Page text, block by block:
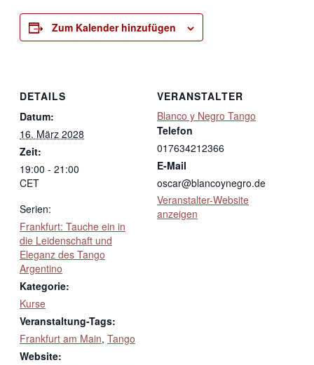
Zum Kalender hinzufügen
DETAILS
Datum:
16. März 2028
Zeit:
19:00 - 21:00
CET
Serien:
Frankfurt: Tauche ein in
die Leidenschaft und
Eleganz des Tango
Argentino
Kategorie:
Kurse
Veranstaltung-Tags:
Frankfurt am Main, Tango
Website:
VERANSTALTER
Blanco y Negro Tango
Telefon
017634212366
E-Mail
oscar@blancoynegro.de
Veranstalter-Website
anzeigen